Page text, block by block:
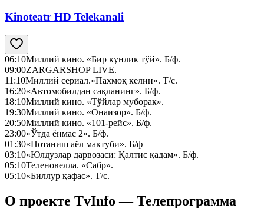
Kinoteatr HD Telekanali
06:10Миллий кино. «Бир кунлик тўй». Б/ф.
09:00ZARGARSHOP LIVE.
11:10Миллий сериал.«Пахмоқ келин». Т/с.
16:20«Автомобилдан сақланинг». Б/ф.
18:10Миллий кино. «Тўйлар муборак».
19:30Миллий кино. «Онаизор». Б/ф.
20:50Миллий кино. «101-рейс». Б/ф.
23:00«Ўтда ёнмас 2». Б/ф.
01:30«Нотаниш аёл мактуби». Б/ф
03:10«Юлдузлар дарвозаси: Қалтис қадам». Б/ф.
05:10Теленовелла. «Сабр».
05:10«Биллур қафас». Т/с.
О проекте TvInfo — Телепрограмма